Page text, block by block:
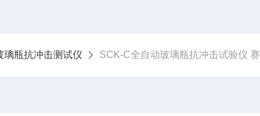
璃瓶抗冲击测试仪 SCK-C全自动玻璃瓶抗冲击试验仪